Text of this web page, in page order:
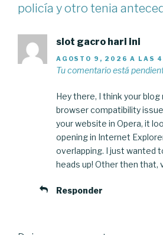
policía y otro tenia
slot gacro hari ini
AGOSTO 9, 2026 A LAS
Tu comentario está
Hey there, I think your
browser compatibility
your website in Opera, it
opening in Internet
overlapping. I just wanted
heads up! Other then that,
Responder